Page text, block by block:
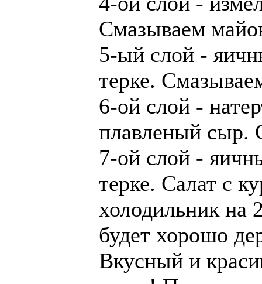
Смазываем
5-ый слой -
терке.
6-ой слой -
плавленый сыр.
7-ой слой -
терке. Салат с
холодильник на
будет хорошо
Вкусный и